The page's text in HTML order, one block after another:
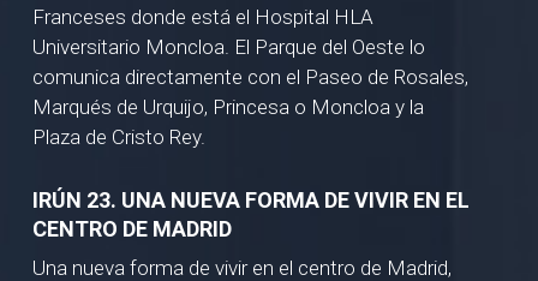
Franceses donde está el Hospital HLA
Universitario Moncloa. El Parque del Oeste lo
comunica directamente con el Paseo de Rosales,
Marqués de Urquijo, Princesa o Moncloa y la
Plaza de Cristo Rey.
IRÚN 23. UNA NUEVA FORMA DE VIVIR EN EL
CENTRO DE MADRID
Una nueva forma de vivir en el centro de Madrid,